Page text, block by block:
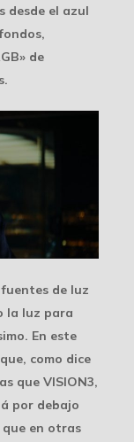
desde el azul
de
de luz
la luz para
En este
como dice
que VISION3,
por debajo
que en otras